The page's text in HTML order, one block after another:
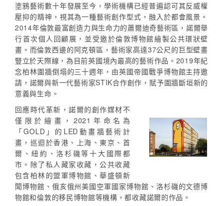
塗鴉藝術數十年發展至今，學術機構已經普遍認可其反威權
壓抑的精神，視其為一種藝術創作型式，融入於都會風景。
2014年倫敦最富創造力與生命力的蕭爾迪奇藝術區，諾爾舉
行首次個人回顧展，並受邀於倫敦博物館繪製公共環狀壁
畫。而倫敦西邊的阿克頓區，藝術家高達37公尺的巨型壁畫
豎立於天際線，為目前英國境內最高的藝術作品。2019年紀
念柏林圍牆倒塌的三十週年，由英國帝國戰爭博物館主持邀
請，諾爾與新一代藝術家STIK合作創作，賦予圍牆斷垣新的
意義與生命。
回應時代革新，諾爾的創作媒材不
僅限於繪畫，2021年命名為
「GOLD」的LED動畫牆藝術計
畫，巡迴於香港、上海、東京、首
爾、紐約、洛杉磯等十大國際都
市。除了私人藏家收藏，公共收藏
包含柏林的盟軍博物館、華盛頓新
聞博物館、俄亥俄州美國空軍國家博物館、洛杉磯的文德博
物館和倫敦的移民博物館等機構，都收藏諾爾的作品。